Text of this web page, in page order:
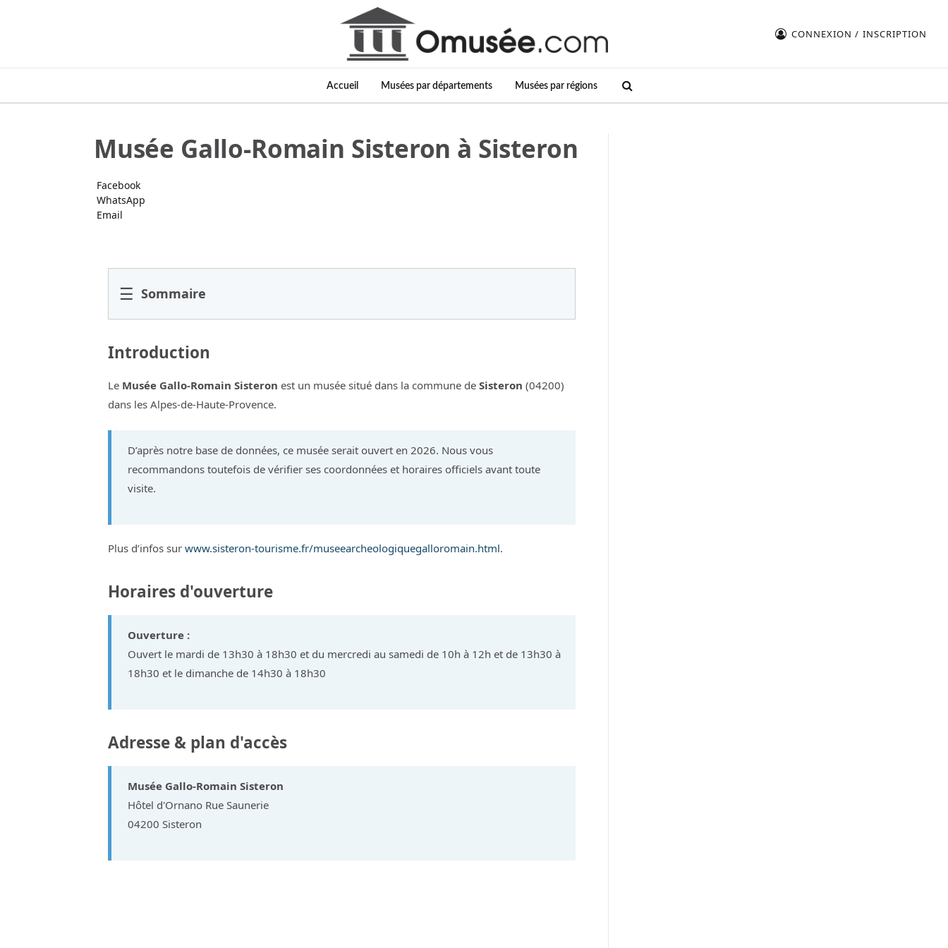
CONNEXION / INSCRIPTION
Accueil Musées par départements Musées par régions
Musée Gallo-Romain Sisteron à Sisteron
Facebook
WhatsApp
Email
☰ Sommaire
Introduction
Le Musée Gallo-Romain Sisteron est un musée situé dans la commune de Sisteron (04200)
dans les Alpes-de-Haute-Provence.
D’après notre base de données, ce musée serait ouvert en 2026. Nous vous
recommandons toutefois de vérifier ses coordonnées et horaires officiels avant toute
visite.
Plus d’infos sur www.sisteron-tourisme.fr/museearcheologiquegalloromain.html.
Horaires d'ouverture
Ouverture :
Ouvert le mardi de 13h30 à 18h30 et du mercredi au samedi de 10h à 12h et de 13h30 à
18h30 et le dimanche de 14h30 à 18h30
Adresse & plan d'accès
Musée Gallo-Romain Sisteron
Hôtel d'Ornano Rue Saunerie
04200 Sisteron